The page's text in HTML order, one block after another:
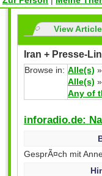
View
Iran + Presse-
Browse in: Alle(s) »
Alle(s) »
Any of
inforadio.de:
GesprÃ¤ch mit